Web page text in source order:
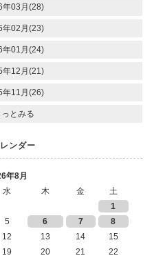
年03月(28)
年02月(23)
年01月(24)
年12月(21)
年11月(26)
っとみる
ンダー
年8月
水 木 金
土
1
5 6 7
8
12 13 14
15
19 20 21
22